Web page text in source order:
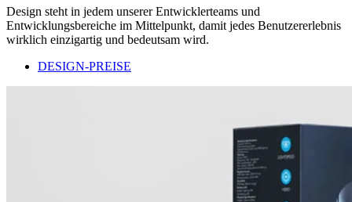
Design steht in jedem unserer Entwicklerteams und
Entwicklungsbereiche im Mittelpunkt, damit jedes Benutzererlebnis
wirklich einzigartig und bedeutsam wird.
DESIGN-PREISE